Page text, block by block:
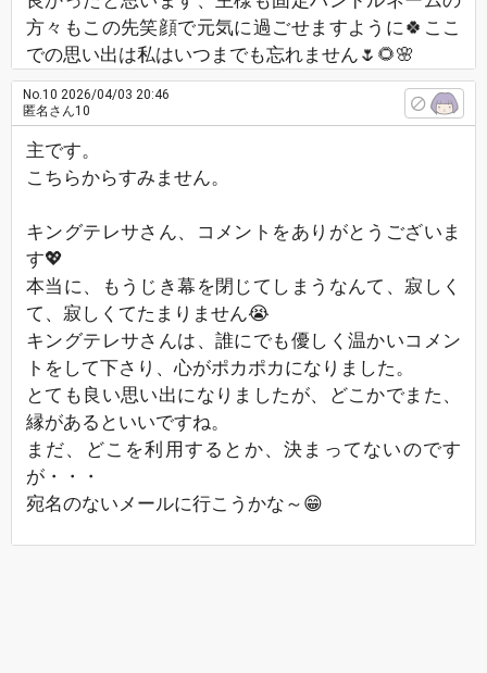
方々もこの先笑顔で元気に過ごせますように🍀ここ
での思い出は私はいつまでも忘れません🌷🌻🌸
No.10 2026/04/03 20:46
匿名さん10
主です。
こちらからすみません。
キングテレサさん、コメントをありがとうございま
す💖
本当に、もうじき幕を閉じてしまうなんて、寂しく
て、寂しくてたまりません😭
キングテレサさんは、誰にでも優しく温かいコメン
トをして下さり、心がポカポカになりました。
とても良い思い出になりましたが、どこかでまた、
縁があるといいですね。
まだ、どこを利用するとか、決まってないのです
が・・・
宛名のないメールに行こうかな～😁